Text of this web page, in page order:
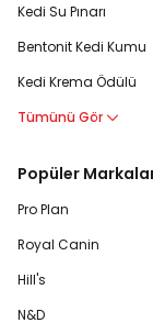
Kedi Su Pınarı
Bentonit Kedi Kumu
Kedi Krema Ödülü
Tümünü Gör
Popüler
Pro Plan
Royal Canin
Hill's
N&D